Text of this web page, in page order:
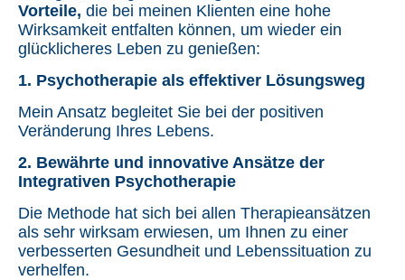
Vorteile, die bei meinen Klienten eine hohe
Wirksamkeit entfalten können, um wieder ein
glücklicheres Leben zu genießen:
1. Psychotherapie als effektiver Lösungsweg
Mein Ansatz begleitet Sie bei der positiven
Veränderung Ihres Lebens.
2. Bewährte und innovative Ansätze der
Integrativen Psychotherapie
Die Methode hat sich bei allen Therapieansätzen
als sehr wirksam erwiesen, um Ihnen zu einer
verbesserten Gesundheit und Lebenssituation zu
verhelfen.